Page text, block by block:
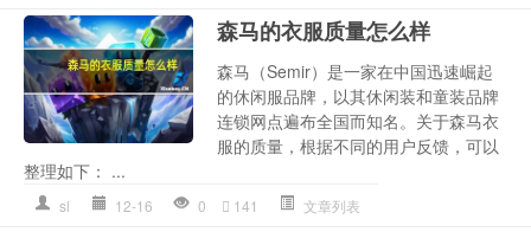
森马的衣服质量怎么样
森马（Semir）是一家在中国迅速崛起
的休闲服品牌，以其休闲装和童装品牌
连锁网点遍布全国而知名。关于森马衣
服的质量，根据不同的用户反馈，可以
整理如下： ...
sl 12-16 0 141 文章列表